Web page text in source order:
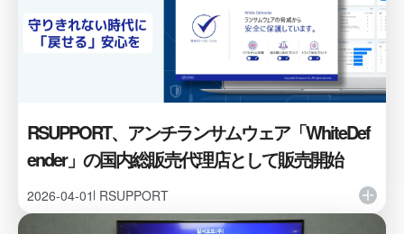
RSUPPORT、アンチランサムウェア「WhiteDef
ender」の国内総販売代理店として販売開始
2026-04-01 RSUPPORT